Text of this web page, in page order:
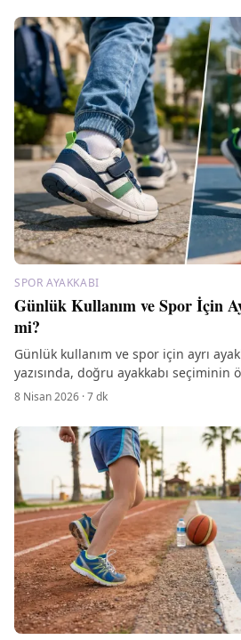
SPOR AYAKKABI
Günlük Kullanım ve Spor İçin
mi?
Günlük kullanım ve spor için ayrı
yazısında, doğru ayakkabı
keşfedin.
8 Nisan 2026 ·7dk